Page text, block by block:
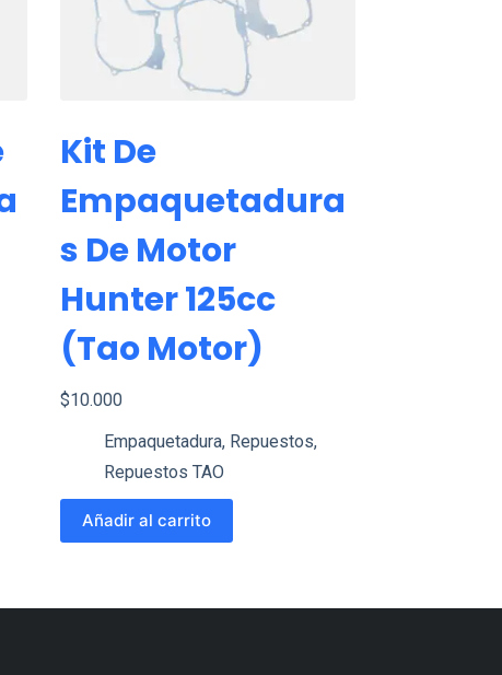
Kit De
Empaquetadura
S De Motor
Hunter 125cc
(Tao Motor)
$10.000
Empaquetadura, Repuestos,
Repuestos TAO
Añadir al carrito